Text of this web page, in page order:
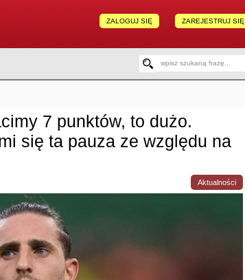
ZAREJESTRUJ SIĘ
ZALOGUJ SIĘ
7 punktów, to dużo.
się ta pauza ze względu na
Aktualności